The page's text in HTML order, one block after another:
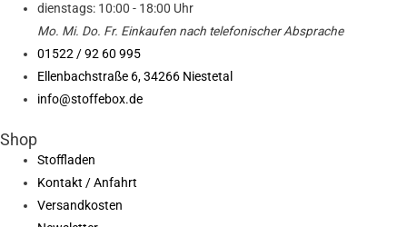
dienstags: 10:00 - 18:00 Uhr
Mo. Mi. Do. Fr. Einkaufen nach telefonischer Absprache
01522 / 92 60 995
Ellenbachstraße 6, 34266 Niestetal
info@stoffebox.de
Shop
Stoffladen
Kontakt / Anfahrt
Versandkosten